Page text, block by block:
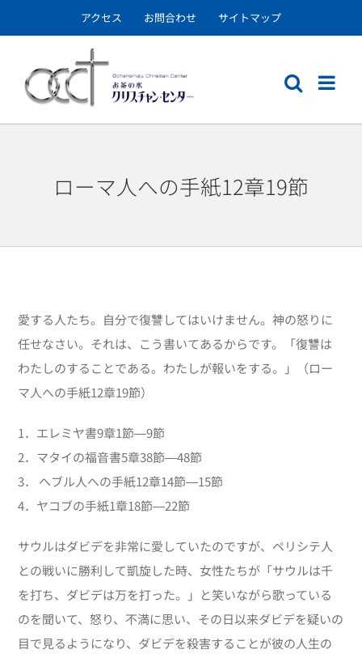
to
アクセス お問合わせ サイトマップ
ローマ人への手紙12章19節
愛する人たち。自分で復讐してはいけません。神の怒りに
任せなさい。それは、こう書いてあるからです。「復讐は
わたしのすることである。わたしが報いをする。」（ロー
マ人への手紙12章19節）
1．エレミヤ書9章1節―9節
2．マタイの福音書5章38節―48節
3． ヘブル人への手紙12章14節―15節
4．ヤコブの手紙1章18節―22節
サウルはダビデを非常に愛していたのですが、ペリシテ人
との戦いに勝利して凱旋した時、女性たちが「サウルは千
を打ち、ダビデは万を打った。」と笑いながら歌っている
のを聞いて、怒り、不満に思い、その日以来ダビデを疑いの
目で見るようになり、ダビデを殺害することが彼の人生の